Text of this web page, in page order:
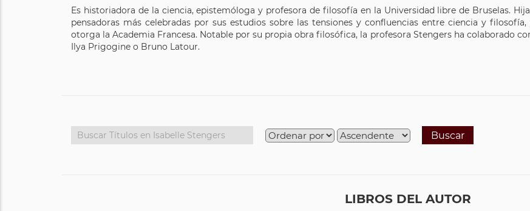
Es historiadora de la ciencia, epistemóloga y profesora de filosofía en la Universidad libre de Bruselas.
pensadoras más celebradas por sus estudios sobre las tensiones y confluencias entre ciencia y
otorga la Academia Francesa. Notable por su propia obra filosófica, la profesora Stengers ha colaborado
Ilya Prigogine o Bruno Latour.
Buscar
LIBROS DEL AUTOR